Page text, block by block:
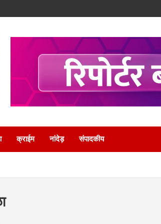
क्राईम नांदेड़ संपादकीय